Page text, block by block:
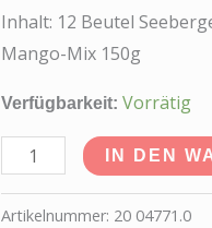
Inhalt: 12 Beutel
Mango-Mix 150g
Verfügbarkeit: Vorrätig
IN DEN
Artikelnummer: 20 04771.0